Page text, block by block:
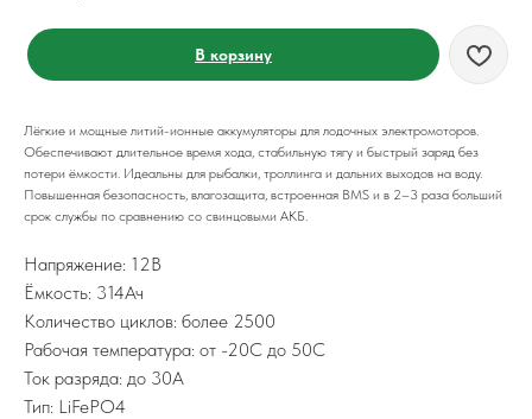
В корзину
Лёгкие и мощные литий-ионные аккумуляторы для лодочных электромоторов.
Обеспечивают длительное время хода, стабильную тягу и быстрый заряд без
потери ёмкости. Идеальны для рыбалки, троллинга и дальних выходов на воду.
Повышенная безопасность, влагозащита, встроенная BMS и в 2–3 раза больший
срок службы по сравнению со свинцовыми АКБ.
Напряжение: 12В
Ёмкость: 314Ач
Количество циклов: более 2500
Рабочая температура: от -20C до 50C
Ток разряда: до 30А
Тип: LiFePO4